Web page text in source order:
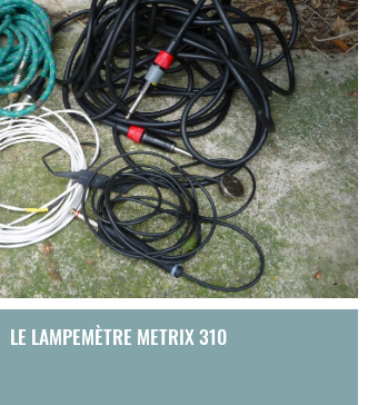
LE LAMPEMÈTRE METRIX 310